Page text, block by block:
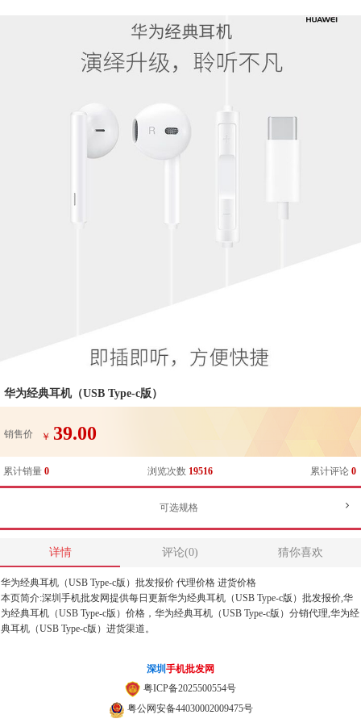
华为经典耳机（USB Type-c版）
销售价 ￥ 39.00
累计销量 0 浏览次数 19516 累计评论 0
可选规格
详情 评论(0) 猜你喜欢
华为经典耳机（USB Type-c版）批发报价 代理价格 进货价格
本页简介:深圳手机批发网提供每日更新华为经典耳机（USB Type-c版）批发报价,华
为经典耳机（USB Type-c版）价格，华为经典耳机（USB Type-c版）分销代理,华为经
典耳机（USB Type-c版）进货渠道。
深圳 手机批发网
粤ICP备2025500554号
粤公网安备44030002009475号